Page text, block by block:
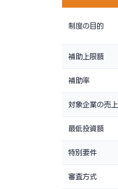
制度の目的
補助上限額
補助率
対象企業の売上
最低投資額
特別要件
審査方式